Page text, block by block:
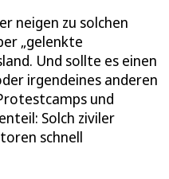
neigen zu solchen
„gelenkte
Und sollte es einen
irgendeines anderen
und
Solch ziviler
schnell